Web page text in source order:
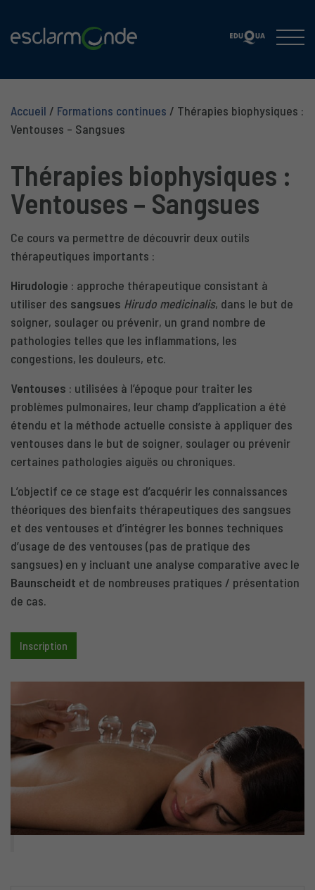
Accueil / Formations continues / Thérapies biophysiques :
Ventouses – Sangsues
Thérapies biophysiques :
Ventouses – Sangsues
Ce cours va permettre de découvrir deux outils
thérapeutiques importants :
Hirudologie : approche thérapeutique consistant à
utiliser des sangsues Hirudo medicinalis, dans le but de
soigner, soulager ou prévenir, un grand nombre de
pathologies telles que les inflammations, les
congestions, les douleurs, etc.
Ventouses : utilisées à l’époque pour traiter les
problèmes pulmonaires, leur champ d’application a été
étendu et la méthode actuelle consiste à appliquer des
ventouses dans le but de soigner, soulager ou prévenir
certaines pathologies aiguës ou chroniques.
L’objectif ce ce stage est d’acquérir les connaissances
théoriques des bienfaits thérapeutiques des sangsues
et des ventouses et d’intégrer les bonnes techniques
d’usage de des ventouses (pas de pratique des
sangsues) en y incluant une analyse comparative avec le
Baunscheidt et de nombreuses pratiques / présentation
de cas.
Inscription